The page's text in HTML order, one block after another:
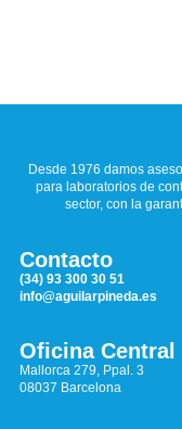
Desde 1976 damos
para laboratorios de
sector, con la
Contacto
(34) 93 300 30 51
info@aguilarpineda.es
Oficina Central
Mallorca 279, Ppal. 3
08037 Barcelona